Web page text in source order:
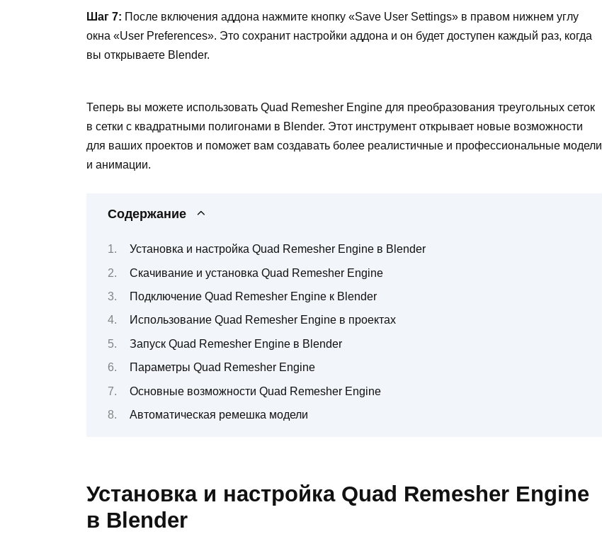
Шаг 7: После включения аддона нажмите кнопку «Save User Settings» в правом нижнем углу
окна «User Preferences». Это сохранит настройки аддона и он будет доступен каждый раз, когда
вы открываете Blender.
Теперь вы можете использовать Quad Remesher Engine для преобразования треугольных сеток
в сетки с квадратными полигонами в Blender. Этот инструмент открывает новые возможности
для ваших проектов и поможет вам создавать более реалистичные и профессиональные модели
и анимации.
Содержание
Установка и настройка Quad Remesher Engine в Blender
Скачивание и установка Quad Remesher Engine
Подключение Quad Remesher Engine к Blender
Использование Quad Remesher Engine в проектах
Запуск Quad Remesher Engine в Blender
Параметры Quad Remesher Engine
Основные возможности Quad Remesher Engine
Автоматическая ремешка модели
Установка и настройка Quad Remesher Engine
в Blender